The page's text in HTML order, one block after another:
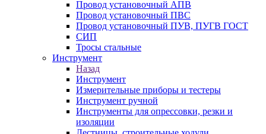
Провод установочный АПВ
Провод установочный ПВС
Провод установочный ПУВ, ПУГВ ГОСТ
СИП
Тросы стальные
Инструмент
Назад
Инструмент
Измерительные приборы и тестеры
Инструмент ручной
Инструменты для опрессовки, резки и
изоляции